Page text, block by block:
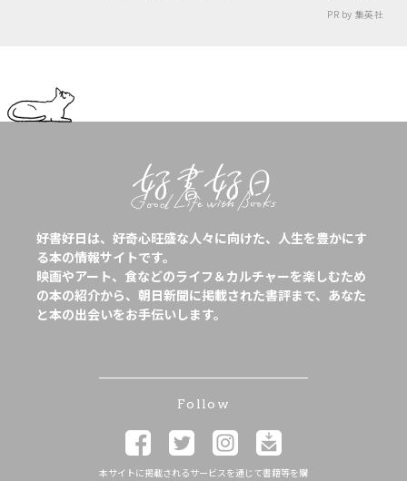
PR by 集英社
好書好日は、好奇心旺盛な人々に向けた、人生を豊かにす
る本の情報サイトです。
映画やアート、食などのライフ＆カルチャーを楽しむため
の本の紹介から、朝日新聞に掲載された書評まで、あなた
と本の出会いをお手伝いします。
Follow
本サイトに掲載されるサービスを通じて書籍等を購